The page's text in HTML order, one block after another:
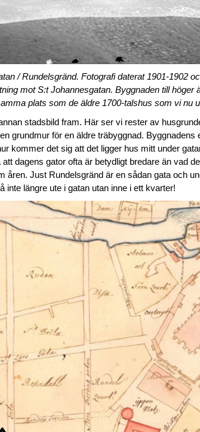
/ Rundelsgränd. Fotografi daterat 1901-1902
mot S:t Johannesgatan. Byggnaden till höger
plats som de äldre 1700-talshus som vi nu
stadsbild fram. Här ser vi rester av
grundmur för en äldre träbyggnad.
kommer det sig att det ligger hus mitt under
dagens gator ofta är betydligt bredare än vad
åren. Just Rundelsgränd är en sådan gata och
inte längre ute i gatan utan inne i ett kvarter!